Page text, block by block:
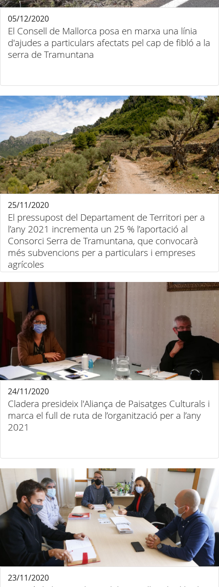
El Consell de Mallorca posa en marxa una línia
d'ajudes a particulars afectats pel cap de fibló a la
serra de Tramuntana
05/12/2020
El pressupost del Departament de Territori per a
l’any 2021 incrementa un 25 % l’aportació al
Consorci Serra de Tramuntana, que convocarà
més subvencions per a particulars i empreses
agrícoles
25/11/2020
Cladera presideix l'Aliança de Paisatges Culturals i
marca el full de ruta de l’organització per a l’any
2021
24/11/2020
23/11/2020